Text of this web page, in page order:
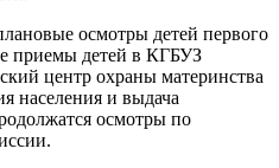
осмотры детей первого
приемы детей в КГБУЗ
центр охраны материнства
населения и выдача
осмотры по